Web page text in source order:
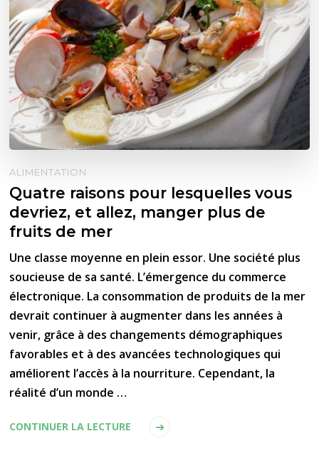
ALIMENTATION
Quatre raisons pour lesquelles vous
devriez, et allez, manger plus de
fruits de mer
Une classe moyenne en plein essor. Une société plus
soucieuse de sa santé. L’émergence du commerce
électronique. La consommation de produits de la mer
devrait continuer à augmenter dans les années à
venir, grâce à des changements démographiques
favorables et à des avancées technologiques qui
améliorent l’accès à la nourriture. Cependant, la
réalité d’un monde …
CONTINUER LA LECTURE